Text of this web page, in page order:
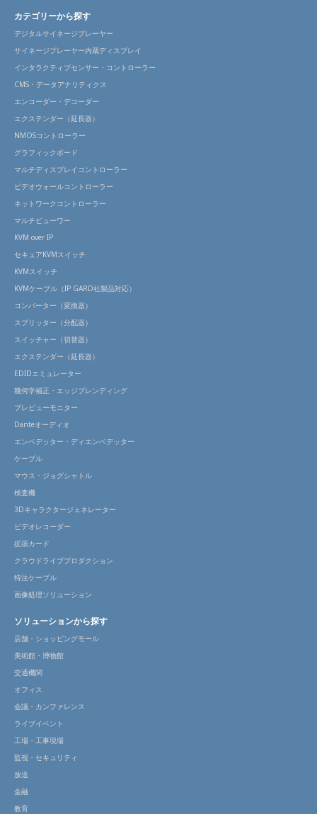
カテゴリーから探す
デジタルサイネージプレーヤー
サイネージプレーヤー内蔵ディスプレイ
インタラクティブセンサー・コントローラー
CMS・データアナリティクス
エンコーダー・デコーダー
エクステンダー（延長器）
NMOSコントローラー
グラフィックボード
マルチディスプレイコントローラー
ビデオウォールコントローラー
ネットワークコントローラー
マルチビューワー
KVM over IP
セキュアKVMスイッチ
KVMスイッチ
KVMケーブル（IP GARD社製品対応）
コンバーター（変換器）
スプリッター（分配器）
スイッチャー（切替器）
エクステンダー（延長器）
EDIDエミュレーター
幾何学補正・エッジブレンディング
プレビューモニター
Danteオーディオ
エンベデッター・ディエンベデッター
ケーブル
マウス・ジョグシャトル
検査機
3Dキャラクタージェネレーター
ビデオレコーダー
拡張カード
クラウドライブプロダクション
特注ケーブル
画像処理ソリューション
ソリューションから探す
店舗・ショッピングモール
美術館・博物館
交通機関
オフィス
会議・カンファレンス
ライブイベント
工場・工事現場
監視・セキュリティ
放送
金融
教育